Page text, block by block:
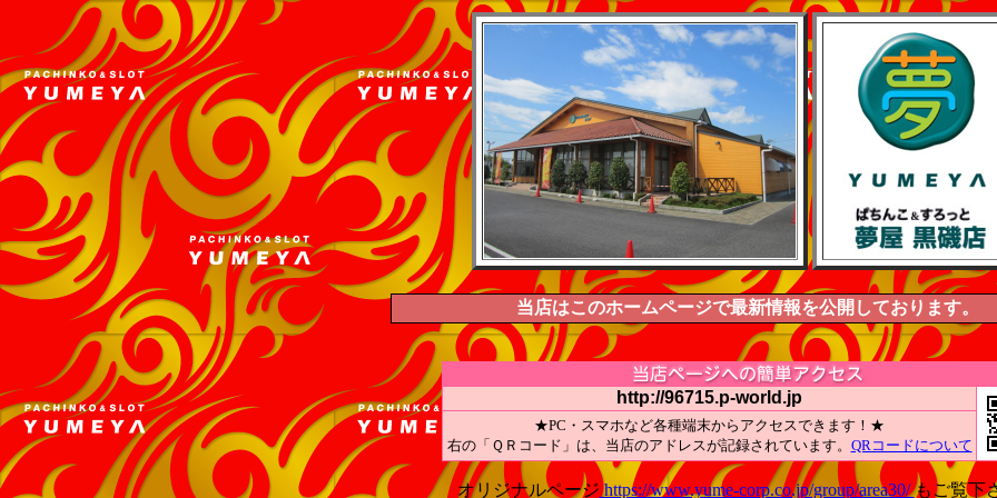
当店はこのホームページで最新情報を公開しております。
http://96715.p-world.jp
★PC・スマホなど各種端末からアクセスできます！★
右の「ＱＲコード」は、当店のアドレスが記録されています。 QRコードについて
オリジナルページhttps://www.yume-corp.co.jp/group/area30/もご覧下